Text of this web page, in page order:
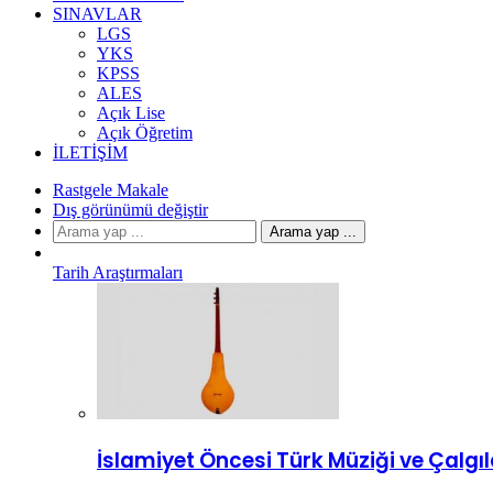
SINAVLAR
LGS
YKS
KPSS
ALES
Açık Lise
Açık Öğretim
İLETIŞIM
Rastgele Makale
Dış görünümü değiştir
Arama yap ...
Tarih Araştırmaları
İslamiyet Öncesi Türk Müziği ve